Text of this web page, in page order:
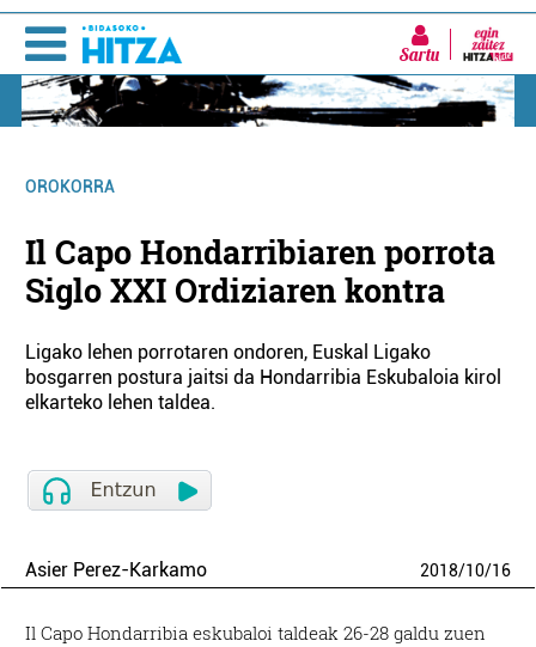
Sartu
OROKORRA
Il Capo Hondarribiaren porrota
Siglo XXI Ordiziaren kontra
Ligako lehen porrotaren ondoren, Euskal Ligako
bosgarren postura jaitsi da Hondarribia Eskubaloia kirol
elkarteko lehen taldea.
Asier Perez-Karkamo 2018/10/16
Il Capo Hondarribia eskubaloi taldeak 26-28 galdu zuen